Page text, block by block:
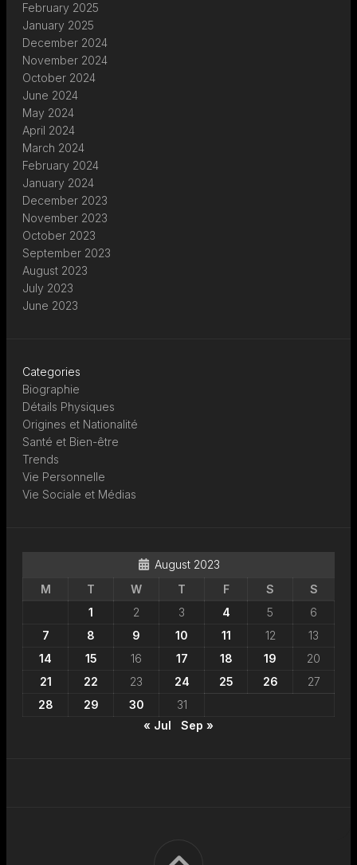
February 2025
January 2025
December 2024
November 2024
October 2024
June 2024
May 2024
April 2024
March 2024
February 2024
January 2024
December 2023
November 2023
October 2023
September 2023
August 2023
July 2023
June 2023
Categories
Biographie
Détails Physiques
Origines et Nationalité
Santé et Bien-être
Trends
Vie Personnelle
Vie Sociale et Médias
August 2023
M
T W T F S
S
1
2 3 4 5
6
7
8 9 10 11 12
13
14
15 16 17 18 19
20
21
22 23 24 25 26
27
28
29 30
31
« Jul
Sep »